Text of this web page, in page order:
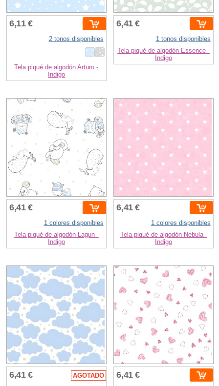
6,11 €
2 tonos disponibles
Tela piqué de algodón Arturo -
Indigo
6,41 €
1 tonos disponibles
Tela piqué de algodón Essence -
Indigo
6,41 €
1 colores disponibles
Tela piqué de algodón Lagun -
Indigo
6,41 €
1 colores disponibles
Tela piqué de algodón Nebula -
Indigo
6,41 € AGOTADO 6,41 €